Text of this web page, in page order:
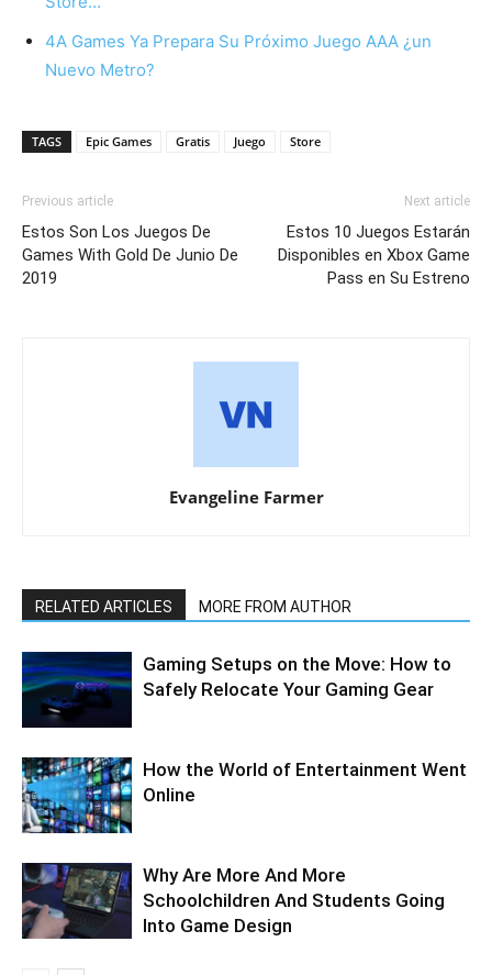
4A Games Ya Prepara Su Próximo Juego AAA ¿un
Nuevo Metro?
TAGS Epic Games Gratis Juego Store
Previous article
Estos Son Los Juegos De
Games With Gold De Junio De
2019
Next article
Estos 10 Juegos Estarán
Disponibles en Xbox Game
Pass en Su Estreno
Evangeline Farmer
RELATED ARTICLES MORE FROM AUTHOR
Gaming Setups on the Move: How to
Safely Relocate Your Gaming Gear
How the World of Entertainment Went
Online
Why Are More And More
Schoolchildren And Students Going
Into Game Design